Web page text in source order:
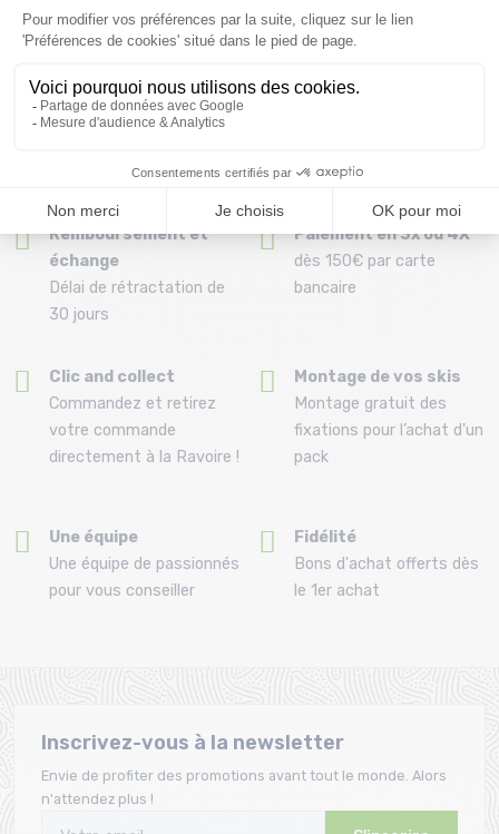
69.00 €
(Voir les produits non
Remboursement et
échange
Délai de rétractation de
30 jours
Paiement en 3x ou 4X
dès 150€ par carte
bancaire
Clic and collect
Commandez et retirez
votre commande
directement à la Ravoire !
Montage de vos skis
Montage gratuit des
fixations pour l’achat d'un
pack
Une équipe
Une équipe de passionnés
pour vous conseiller
Fidélité
Bons d'achat offerts dès
le 1er achat
Inscrivez-vous à la newsletter
Envie de profiter des promotions avant tout le monde. Alors
n'attendez plus !